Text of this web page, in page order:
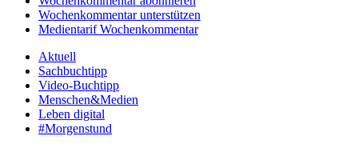
Wochenkommentar unterstützen
Medientarif Wochenkommentar
Aktuell
Sachbuchtipp
Video-Buchtipp
Menschen&Medien
Leben digital
#Morgenstund